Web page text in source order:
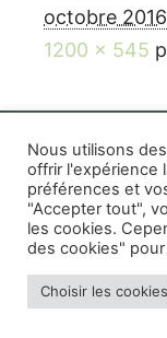
octobre 2016
1200 × 545
Rife
photo
Nous utilisons
offrir l'expérience
préférences et
"Accepter tout",
les cookies.
des cookies"
Choisir les